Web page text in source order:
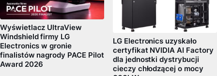
Wyświetlacz UltraView
Windshield firmy LG
Electronics w gronie
finalistów nagrody PACE Pilot
Award 2026
LG Electronics uzyskało
certyfikat NVIDIA AI Factory
dla jednostki dystrybucji
cieczy chłodzącej o mocy